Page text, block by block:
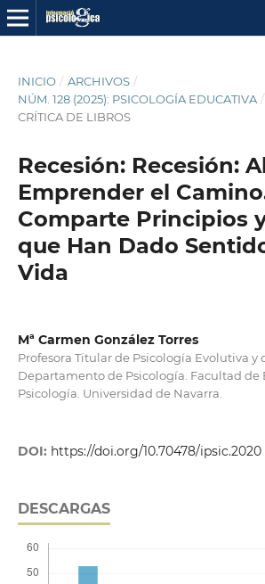
INICIO / ARCHIVOS /
NÚM. 128 (2025): PSICOLOGÍA EDUCATIVA /
CRÍTICA DE LIBROS
Recesión: Recesión:
Emprender el
Comparte Principios
que Han Dado
Vida
Mª Carmen González Torres
Profesora Titular de Psicología Evolutiva y
Departamento de Psicología. Facultad de
Psicología. Universidad de Navarra.
DOI: https://doi.org/10.70478/ipsic.2020
DESCARGAS